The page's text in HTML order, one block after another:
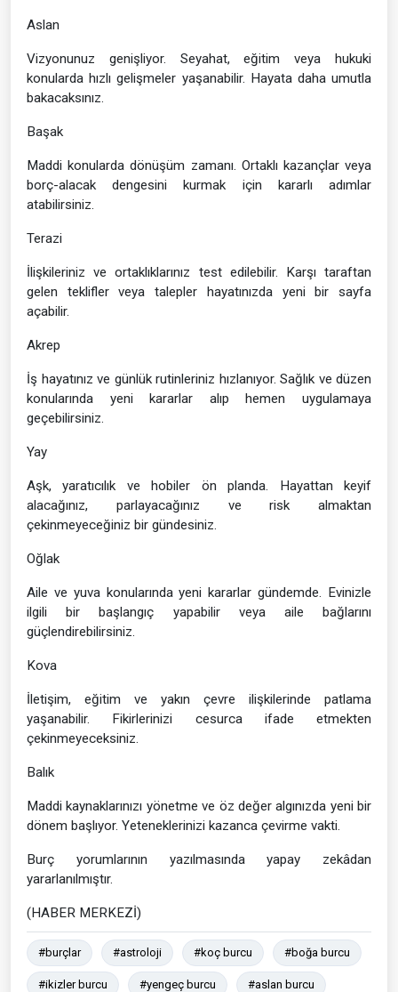
Aslan
Vizyonunuz genişliyor. Seyahat, eğitim veya hukuki
konularda hızlı gelişmeler yaşanabilir. Hayata daha umutla
bakacaksınız.
Başak
Maddi konularda dönüşüm zamanı. Ortaklı kazançlar veya
borç-alacak dengesini kurmak için kararlı adımlar
atabilirsiniz.
Terazi
İlişkileriniz ve ortaklıklarınız test edilebilir. Karşı taraftan
gelen teklifler veya talepler hayatınızda yeni bir sayfa
açabilir.
Akrep
İş hayatınız ve günlük rutinleriniz hızlanıyor. Sağlık ve düzen
konularında yeni kararlar alıp hemen uygulamaya
geçebilirsiniz.
Yay
Aşk, yaratıcılık ve hobiler ön planda. Hayattan keyif
alacağınız, parlayacağınız ve risk almaktan
çekinmeyeceğiniz bir gündesiniz.
Oğlak
Aile ve yuva konularında yeni kararlar gündemde. Evinizle
ilgili bir başlangıç yapabilir veya aile bağlarını
güçlendirebilirsiniz.
Kova
İletişim, eğitim ve yakın çevre ilişkilerinde patlama
yaşanabilir. Fikirlerinizi cesurca ifade etmekten
çekinmeyeceksiniz.
Balık
Maddi kaynaklarınızı yönetme ve öz değer algınızda yeni bir
dönem başlıyor. Yeteneklerinizi kazanca çevirme vakti.
Burç yorumlarının yazılmasında yapay zekâdan
yararlanılmıştır.
(HABER MERKEZİ)
#burçlar #astroloji #koç burcu #boğa burcu
#ikizler burcu #yengeç burcu #aslan burcu